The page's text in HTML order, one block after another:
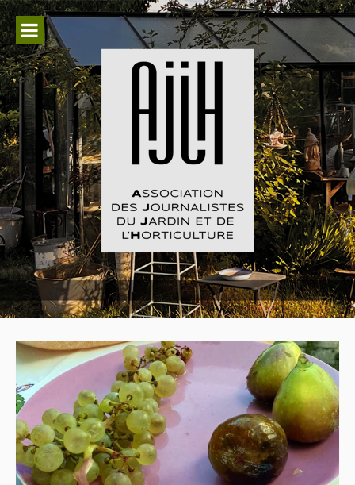
Aller
au
contenu
Association des Journalistes du
Jardin et de l'Horticulture